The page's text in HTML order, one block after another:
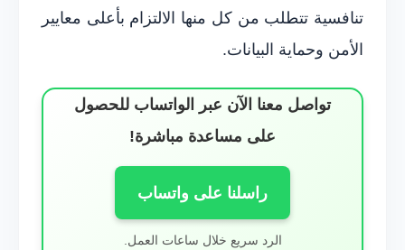
تنافسية تتطلب من كل منها الالتزام بأعلى معايير
الأمن وحماية البيانات.
تواصل معنا الآن عبر الواتساب للحصول
على مساعدة مباشرة!
راسلنا على واتساب
الرد سريع خلال ساعات العمل.